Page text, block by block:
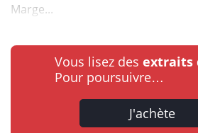
Marge...
Vous lisez des extraits
Pour poursuivre…
J'achète